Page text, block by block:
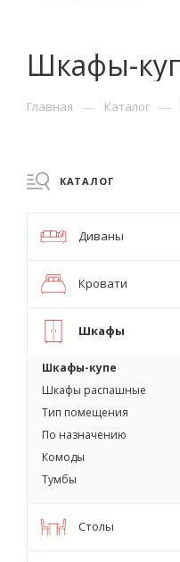
Шкафы-
Главная — Каталог —
КАТАЛОГ
Диваны
Кровати
Шкафы
Шкафы-купе
Шкафы распашные
Тип помещения
По назначению
Комоды
Тумбы
Столы